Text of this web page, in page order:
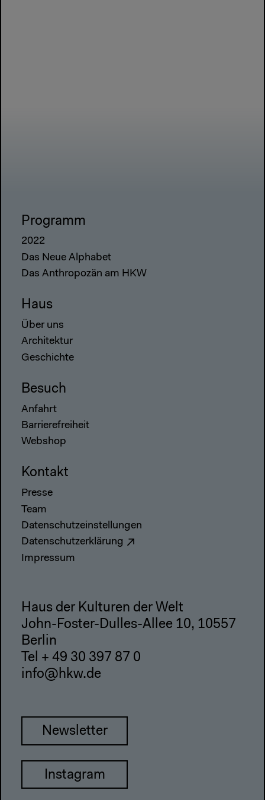
Programm
2022
Das Neue Alphabet
Das Anthropozän am HKW
Haus
Über uns
Architektur
Geschichte
Besuch
Anfahrt
Barrierefreiheit
Webshop
Kontakt
Presse
Team
Datenschutzeinstellungen
Datenschutzerklärung
Impressum
Haus der Kulturen der Welt
John-Foster-Dulles-Allee 10, 10557
Berlin
Tel + 49 30 397 87 0
info@hkw.de
Newsletter
Instagram